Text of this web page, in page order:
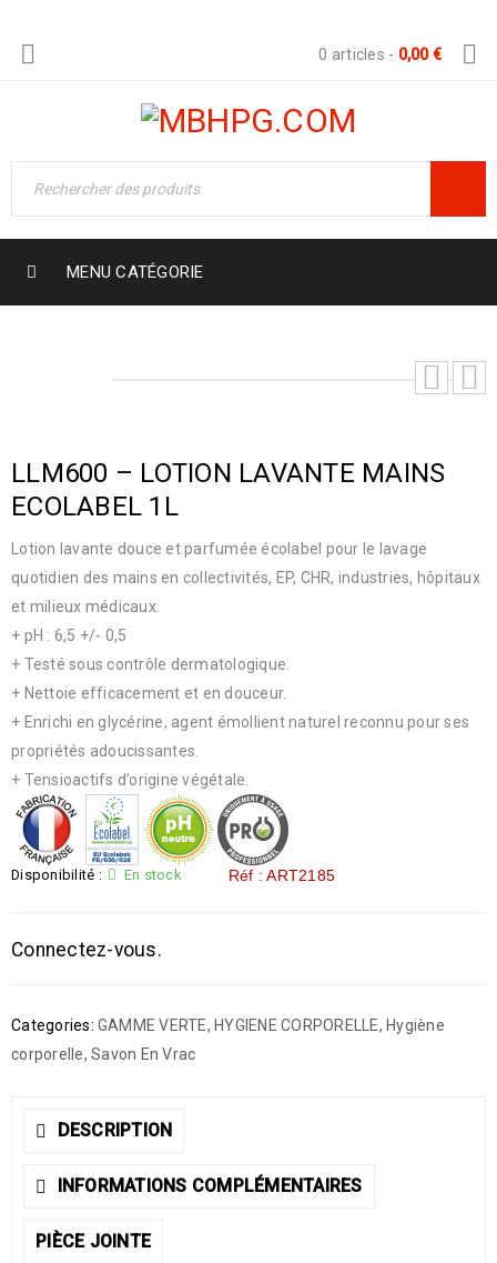
0 articles - 0,00€
MENU CATÉGORIE
LLM600 – LOTION LAVANTE MAINS
ECOLABEL 1L
Lotion lavante douce et parfumée écolabel pour le lavage
quotidien des mains en collectivités, EP, CHR, industries, hôpitaux
et milieux médicaux.
+ pH : 6,5 +/- 0,5
+ Testé sous contrôle dermatologique.
+ Nettoie efficacement et en douceur.
+ Enrichi en glycérine, agent émollient naturel reconnu pour ses
propriétés adoucissantes.
+ Tensioactifs d’origine végétale.
Disponibilité : En stock Réf : ART2185
Connectez-vous.
Categories: GAMME VERTE, HYGIENE CORPORELLE, Hygiène
corporelle, Savon En Vrac
DESCRIPTION
INFORMATIONS COMPLÉMENTAIRES
PIÈCE JOINTE